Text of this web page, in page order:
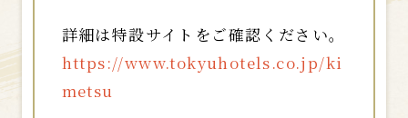
詳細は特設サイトをご確認ください。
https://www.tokyuhotels.co.jp/ki
metsu